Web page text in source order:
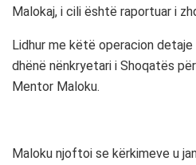
Malokaj, i cili është raportuar i
Lidhur me këtë operacion
dhënë nënkryetari i Shoqatës
Mentor Maloku.
Maloku njoftoi se kërkimeve u